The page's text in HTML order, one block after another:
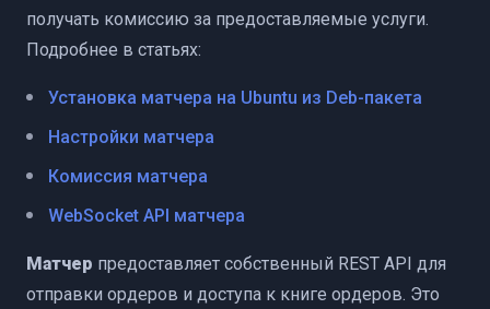
получать комиссию за предоставляемые услуги.
Подробнее в статьях:
Установка матчера на Ubuntu из Deb-пакета
Настройки матчера
Комиссия матчера
WebSocket API матчера
Матчер предоставляет собственный REST API для
отправки ордеров и доступа к книге ордеров. Это